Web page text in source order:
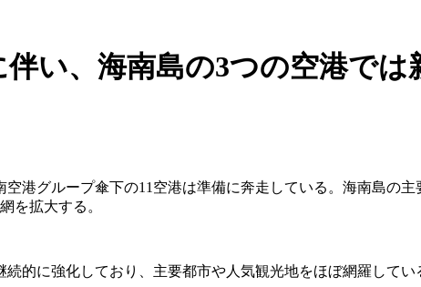
い、海南島の3つの空港では
港グループ傘下の11空港は準備に奔走している。海南島の
を拡大する。
的に強化しており、主要都市や人気観光地をほぼ網羅してい